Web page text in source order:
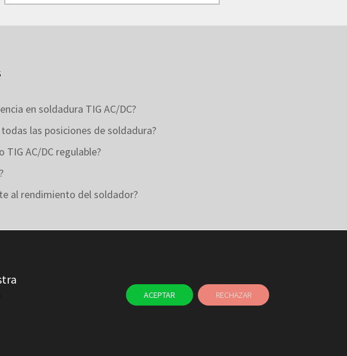
en soldadura TIG AC/DC?
las posiciones de soldadura?
AC/DC regulable?
al rendimiento del soldador?
BLOG CONTACTO
ACEPTAR RECHAZAR